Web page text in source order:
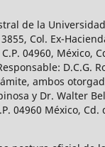
de la
Col. Ex-
04960, México,
D.C.G.
ambos
y Dr. Walter
04960 México, Cd.